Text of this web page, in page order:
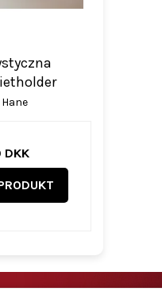
Hane
DKK